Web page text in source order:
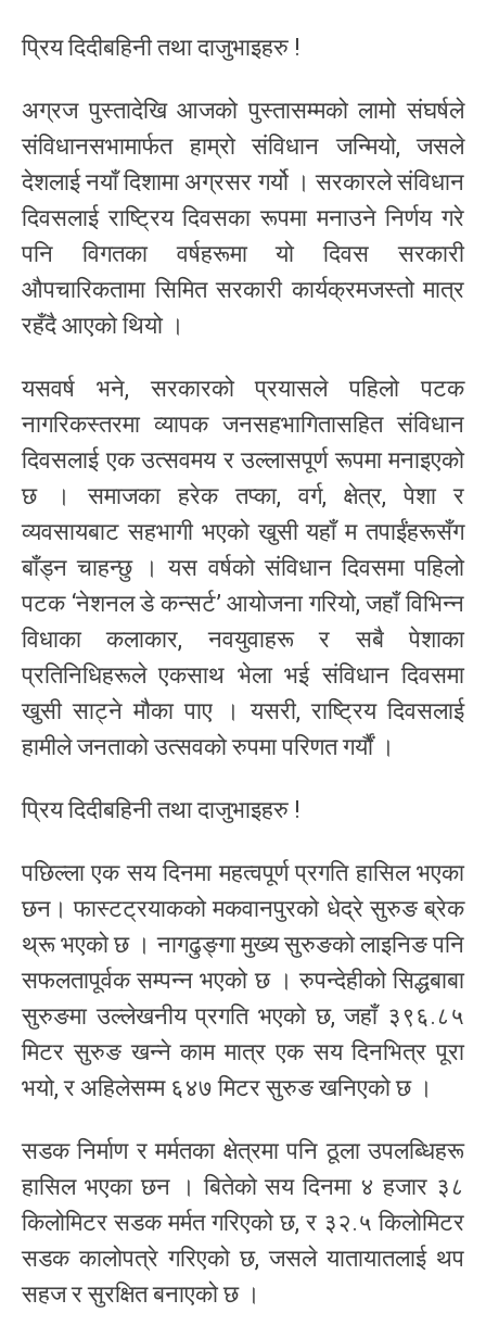
प्रिय दिदीबहिनी तथा दाजुभाइहरु !
अग्रज पुस्तादेखि आजको पुस्तासम्मको लामो संघर्षले
संविधानसभामार्फत हाम्रो संविधान जन्मियो, जसले
देशलाई नयाँ दिशामा अग्रसर गर्यो । सरकारले संविधान
दिवसलाई राष्ट्रिय दिवसका रूपमा मनाउने निर्णय गरे
पनि विगतका वर्षहरूमा यो दिवस सरकारी
औपचारिकतामा सिमित सरकारी कार्यक्रमजस्तो मात्र
रहँदै आएको थियो ।
यसवर्ष भने, सरकारको प्रयासले पहिलो पटक
नागरिकस्तरमा व्यापक जनसहभागितासहित संविधान
दिवसलाई एक उत्सवमय र उल्लासपूर्ण रूपमा मनाइएको
छ । समाजका हरेक तप्का, वर्ग, क्षेत्र, पेशा र
व्यवसायबाट सहभागी भएको खुसी यहाँ म तपाईंहरूसँग
बाँड्न चाहन्छु । यस वर्षको संविधान दिवसमा पहिलो
पटक ‘नेशनल डे कन्सर्ट’ आयोजना गरियो, जहाँ विभिन्न
विधाका कलाकार, नवयुवाहरू र सबै पेशाका
प्रतिनिधिहरूले एकसाथ भेला भई संविधान दिवसमा
खुसी साट्ने मौका पाए । यसरी, राष्ट्रिय दिवसलाई
हामीले जनताको उत्सवको रुपमा परिणत गर्यौं ।
प्रिय दिदीबहिनी तथा दाजुभाइहरु !
पछिल्ला एक सय दिनमा महत्वपूर्ण प्रगति हासिल भएका
छन। फास्टट्रयाकको मकवानपुरको धेद्रे सुरुङ ब्रेक
थ्रू भएको छ । नागढुङ्गा मुख्य सुरुङको लाइनिङ पनि
सफलतापूर्वक सम्पन्न भएको छ । रुपन्देहीको सिद्धबाबा
सुरुङमा उल्लेखनीय प्रगति भएको छ, जहाँ ३९६.८५
मिटर सुरुङ खन्ने काम मात्र एक सय दिनभित्र पूरा
भयो, र अहिलेसम्म ६४७ मिटर सुरुङ खनिएको छ ।
सडक निर्माण र मर्मतका क्षेत्रमा पनि ठूला उपलब्धिहरू
हासिल भएका छन । बितेको सय दिनमा ४ हजार ३८
किलोमिटर सडक मर्मत गरिएको छ, र ३२.५ किलोमिटर
सडक कालोपत्रे गरिएको छ, जसले यातायातलाई थप
सहज र सुरक्षित बनाएको छ ।